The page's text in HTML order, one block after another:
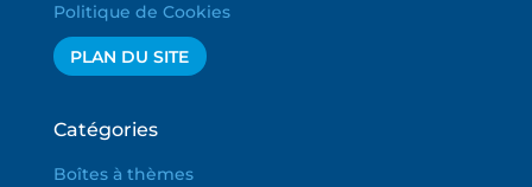
Politique de Cookies
PLAN DU SITE
Catégories
Boîtes à thèmes